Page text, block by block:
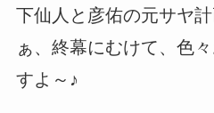
下仙人と彦佑の元サヤ
ぁ、終幕にむけて、色
すよ～♪